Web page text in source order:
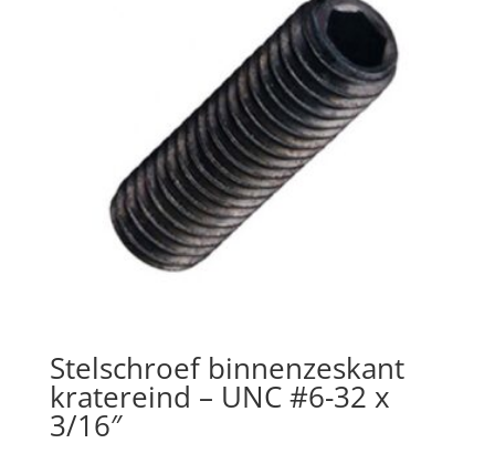
Stelschroef binnenzeskant
kratereind – UNC #6-32 x
3/16″